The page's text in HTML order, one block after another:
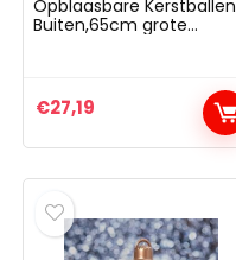
Opblaasbare Kerstballen
Buiten,65cm grote
voor thuis, garage, tuin,
tuin, terras Luckxing
€27,19